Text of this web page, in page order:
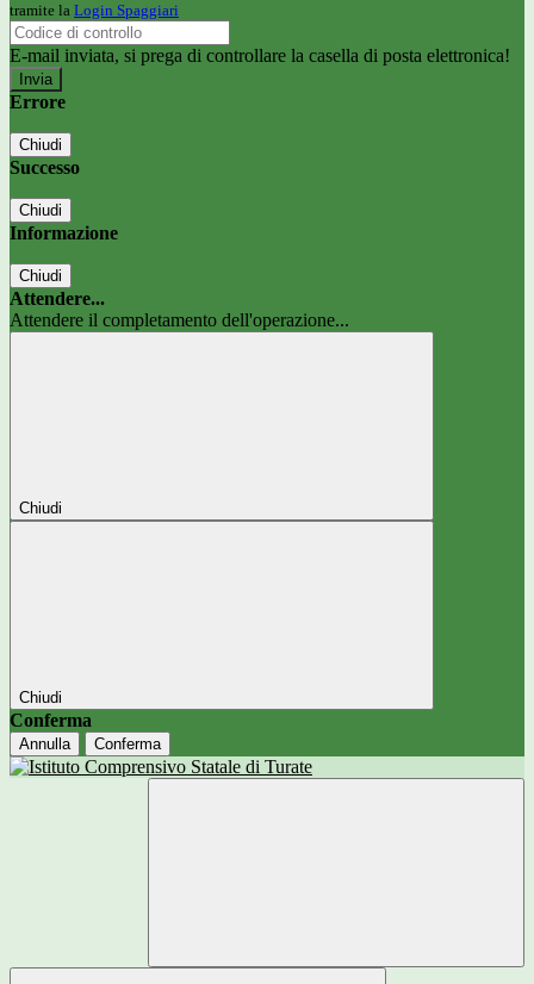
tramite la Login Spaggiari
E-mail inviata, si prega di controllare la casella di posta elettronica!
Errore
Chiudi
Successo
Chiudi
Informazione
Chiudi
Attendere...
Attendere il completamento dell'operazione...
Chiudi
Chiudi
Conferma
Annulla Conferma